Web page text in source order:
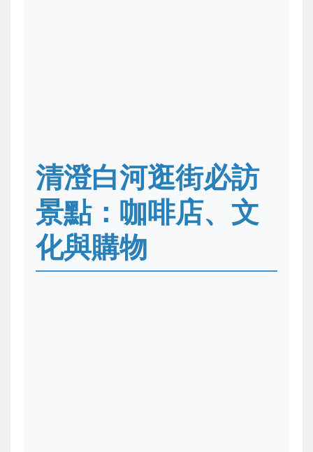
清澄白河逛街必訪
景點：咖啡店、文
化與購物